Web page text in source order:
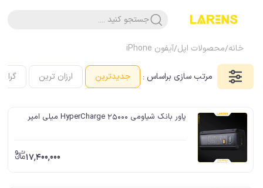
جستجو کنید ....
خانه/محصولات اپل/آیفون iPhone
مرتب سازی براساس : جدیدترین ارزان ترین
پاور بانک شیاومی HyperCharge 25000 میلی امپر
17,400,000